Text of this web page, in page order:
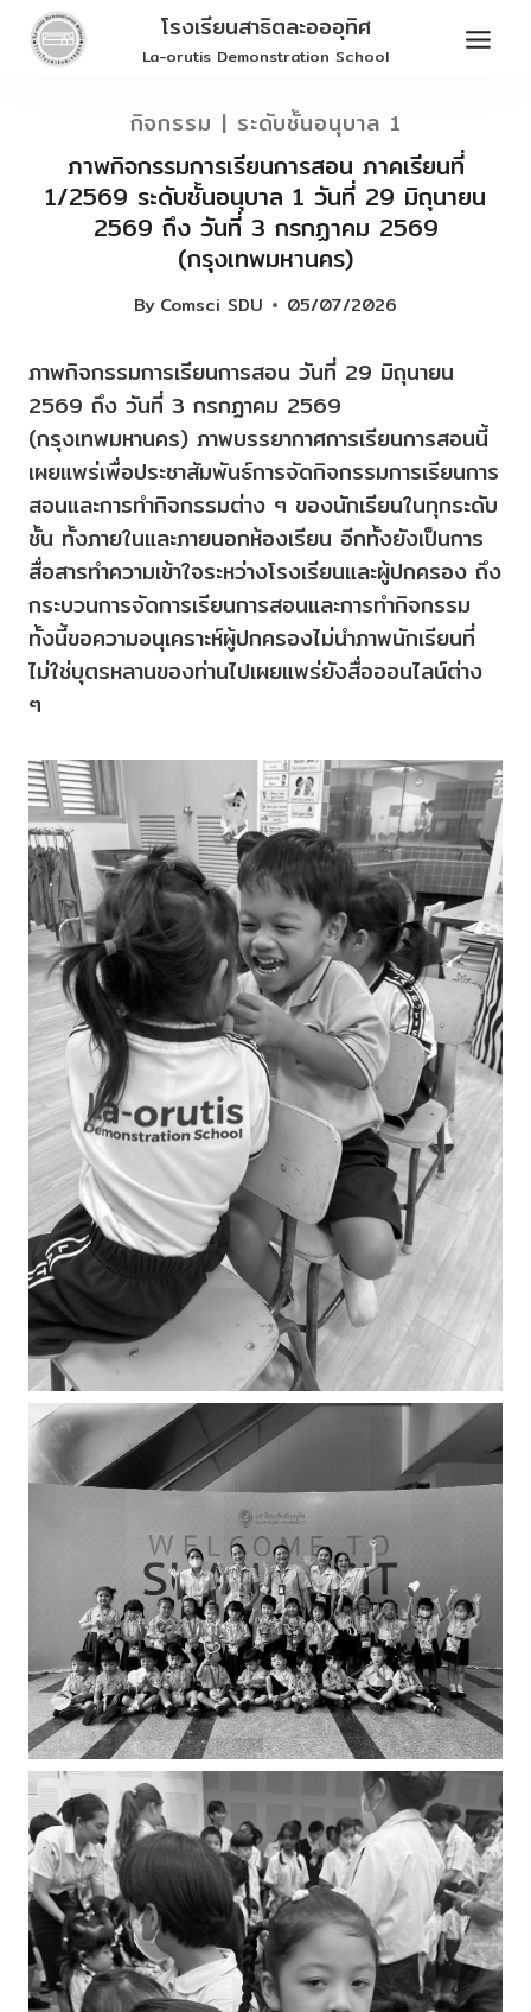
Skip
โรงเรียนสาธิตละอออุทิศ
La-orutis Demonstration School
กิจกรรม | ระดับชั้นอนุบาล 1
ภาพกิจกรรมการเรียนการสอน ภาคเรียนที่
1/2569 ระดับชั้นอนุบาล 1 วันที่ 29 มิถุนายน
2569 ถึง วันที่ 3 กรกฏาคม 2569
(กรุงเทพมหานคร)
By Comsci SDU 05/07/2026
ภาพกิจกรรมการเรียนการสอน วันที่ 29 มิถุนายน
2569 ถึง วันที่ 3 กรกฏาคม 2569
(กรุงเทพมหานคร) ภาพบรรยากาศการเรียนการสอนนี้
เผยแพร่เพื่อประชาสัมพันธ์การจัดกิจกรรมการเรียนการ
สอนและการทำกิจกรรมต่าง ๆ ของนักเรียนในทุกระดับ
ชั้น ทั้งภายในและภายนอกห้องเรียน อีกทั้งยังเป็นการ
สื่อสารทำความเข้าใจระหว่างโรงเรียนและผู้ปกครอง ถึง
กระบวนการจัดการเรียนการสอนและการทำกิจกรรม
ทั้งนี้ขอความอนุเคราะห์ผู้ปกครองไม่นำภาพนักเรียนที่
ไม่ใช่บุตรหลานของท่านไปเผยแพร่ยังสื่อออนไลน์ต่าง
ๆ